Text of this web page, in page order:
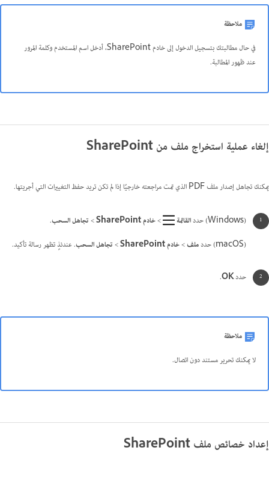
ملاحظة
في حال مطالبتك بتسجيل الدخول إلى خادم SharePoint، أدخل اسم المستخدم وكلمة المرور
عند ظهور المطالبة.
إلغاء عملية استخراج ملف من SharePoint
يمكنك تجاهل إصدار ملف PDF الذي تمت مراجعته خارجيًا إذا لم تكن تريد حفظ التغييرات التي أجريتها.
(Windows) حدد القائمة >خادم SharePoint >تجاهل السحب.
(macOS) حدد
ملف>خادم SharePoint >تجاهل السحب. عندئذٍ تظهر رسالة تأكيد.
حددOK
.
ملاحظة
لا يمكنك تحرير مستند دون اتصال.
إعداد خصائص ملف SharePoint